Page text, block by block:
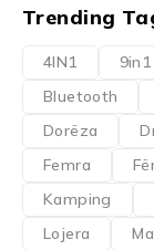
Trending
4IN1 9in1
Bluetooth
Dorëza
Femra
Kamping
Lojera